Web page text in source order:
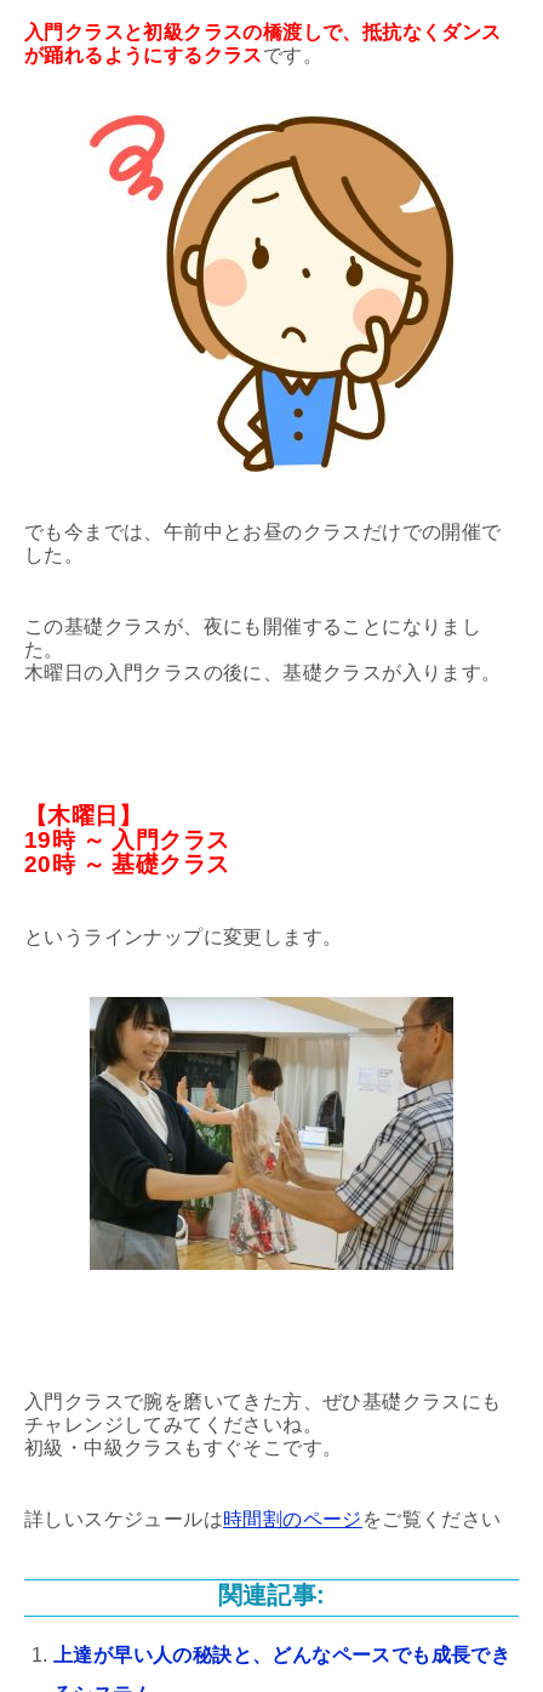
入門クラスと初級クラスの橋渡しで、抵抗なくダンス
が踊れるようにするクラスです。
でも今までは、午前中とお昼のクラスだけでの開催で
した。
この基礎クラスが、夜にも開催することになりまし
た。
木曜日の入門クラスの後に、基礎クラスが入ります。
【木曜日】
19時 ～ 入門クラス
20時 ～ 基礎クラス
というラインナップに変更します。
入門クラスで腕を磨いてきた方、ぜひ基礎クラスにも
チャレンジしてみてくださいね。
初級・中級クラスもすぐそこです。
詳しいスケジュールは時間割のページ をご覧ください
関連記事:
上達が早い人の秘訣と、どんなペースでも成長でき